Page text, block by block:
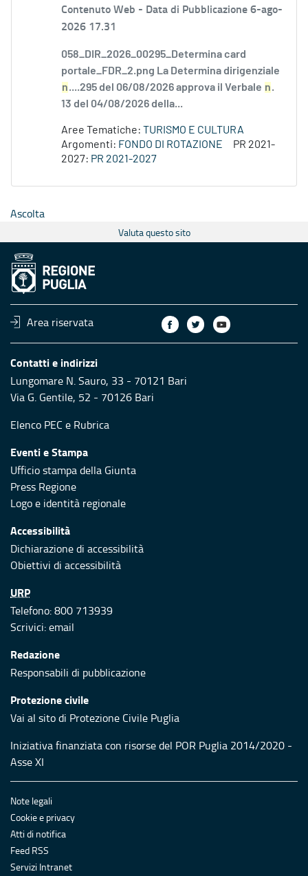
Contenuto Web - Data di Pubblicazione 6-ago-
2026 17.31
058_DIR_2026_00295_Determina card
portale_FDR_2.png La Determina dirigenziale
n....295 del 06/08/2026 approva il Verbale n.
13 del 04/08/2026 della...
Aree Tematiche: TURISMO E CULTURA
Argomenti: FONDO DI ROTAZIONE
PR 2021-
2027: PR 2021-2027
Ascolta
Valuta questo sito
Area riservata
Contatti e indirizzi
Lungomare N. Sauro, 33 - 70121 Bari
Via G. Gentile, 52 - 70126 Bari
Elenco PEC e Rubrica
Eventi e Stampa
Ufficio stampa della Giunta
Press Regione
Logo e identità regionale
Accessibilità
Dichiarazione di accessibilità
Obiettivi di accessibilità
URP
Telefono: 800 713939
Scrivici:email
Redazione
Responsabili di pubblicazione
Protezione civile
Vai al sito di Protezione Civile Puglia
Iniziativa finanziata con risorse del POR Puglia 2014/2020 -
Asse XI
Note legali
Cookie e privacy
Atti di notifica
Feed RSS
Servizi Intranet